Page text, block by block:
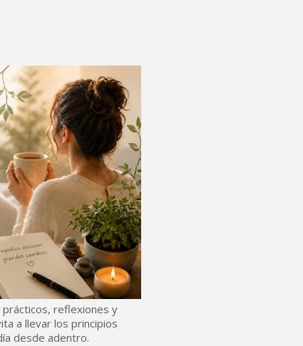
prácticos, reflexiones y
a llevar los principios
desde adentro.